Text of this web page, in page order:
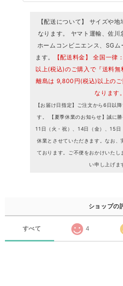
【配送について】 サイズや
なります。 ヤマト運輸、佐川
ホームコンビニエンス、SGム
ます。
【配送料金】 全国一
以上(税込)のご購入で『送料
離島は 9,800円(税込)以上のご
なります。
【お届け日指定】ご注文から6日以
す。 【夏季休業のお知らせ】誠に
11日（火・祝）、14日（金）、15
休業とさせていただきます。なお、
ております。ご不便をおかけいたし
い申し上げま
ショップの
すべて 4